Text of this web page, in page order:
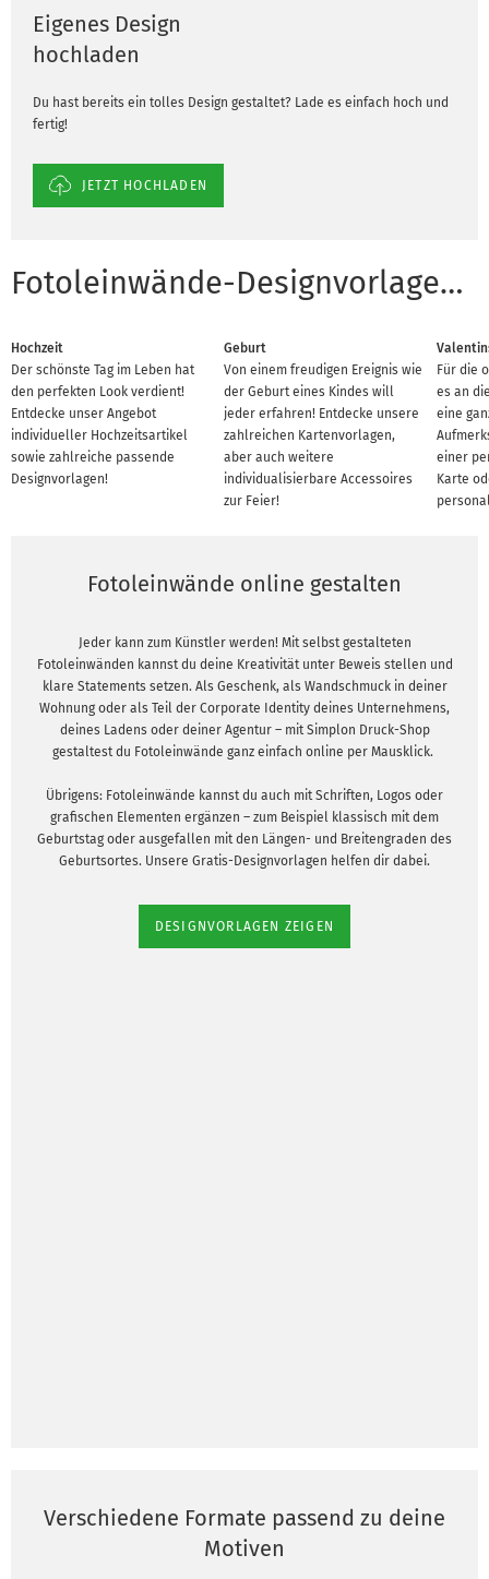
Eigenes Design
hochladen
Du hast bereits ein tolles Design gestaltet? Lade es einfach hoch und
fertig!
JETZT HOCHLADEN
Fotoleinwände-Designvorlagen für Anlässe
Hochzeit
Der schönste Tag im Leben hat
den perfekten Look verdient!
Entdecke unser Angebot
individueller Hochzeitsartikel
sowie zahlreiche passende
Designvorlagen!
Geburt
Von einem freudigen Ereignis wie
der Geburt eines Kindes will
jeder erfahren! Entdecke unsere
zahlreichen Kartenvorlagen,
aber auch weitere
individualisierbare Accessoires
zur Feier!
Für die
es an
eine
einer
Karte
Fotoleinwände online gestalten
Jeder kann zum Künstler werden! Mit selbst gestalteten
Fotoleinwänden kannst du deine Kreativität unter Beweis stellen und
klare Statements setzen. Als Geschenk, als Wandschmuck in deiner
Wohnung oder als Teil der Corporate Identity deines Unternehmens,
deines Ladens oder deiner Agentur – mit Simplon Druck-Shop
gestaltest du Fotoleinwände ganz einfach online per Mausklick.
Übrigens: Fotoleinwände kannst du auch mit Schriften, Logos oder
grafischen Elementen ergänzen – zum Beispiel klassisch mit dem
Geburtstag oder ausgefallen mit den Längen- und Breitengraden des
Geburtsortes. Unsere Gratis-Designvorlagen helfen dir dabei.
DESIGNVORLAGEN ZEIGEN
Verschiedene Formate passend zu deine
Motiven